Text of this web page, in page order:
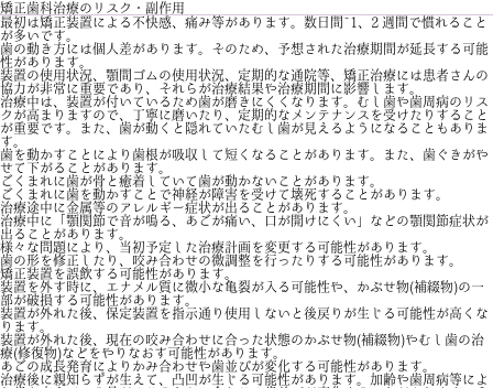
矯正歯科治療のリスク・副作用
最初は矯正装置による不快感、痛み等があります。数日間~1、2 週間で慣れること
が多いです。
歯の動き方には個人差があります。そのため、予想された治療期間が延長する可能
性があります。
装置の使用状況、顎間ゴムの使用状況、定期的な通院等、矯正治療には患者さんの
協力が非常に重要であり、それらが治療結果や治療期間に影響します。
治療中は、装置が付いているため歯が磨きにくくなります。むし歯や歯周病のリス
クが高まりますので、丁寧に磨いたり、定期的なメンテナンスを受けたりすること
が重要です。また、歯が動くと隠れていたむし歯が見えるようになることもありま
す。
歯を動かすことにより歯根が吸収して短くなることがあります。また、歯ぐきがや
せて下がることがあります。
ごくまれに歯が骨と癒着していて歯が動かないことがあります。
ごくまれに歯を動かすことで神経が障害を受けて壊死することがあります。
治療途中に金属等のアレルギー症状が出ることがあります。
治療中に「顎関節で音が鳴る、あごが痛い、口が開けにくい」などの顎関節症状が
出ることがあります。
様々な問題により、当初予定した治療計画を変更する可能性があります。
歯の形を修正したり、咬み合わせの微調整を行ったりする可能性があります。
矯正装置を誤飲する可能性があります。
装置を外す時に、エナメル質に微小な亀裂が入る可能性や、かぶせ物(補綴物)の一
部が破損する可能性があります。
装置が外れた後、保定装置を指示通り使用しないと後戻りが生じる可能性が高くな
ります。
装置が外れた後、現在の咬み合わせに合った状態のかぶせ物(補綴物)やむし歯の治
療(修復物)などをやりなおす可能性があります。
あごの成長発育によりかみ合わせや歯並びが変化する可能性があります。
治療後に親知らずが生えて、凸凹が生じる可能性があります。加齢や歯周病等によ